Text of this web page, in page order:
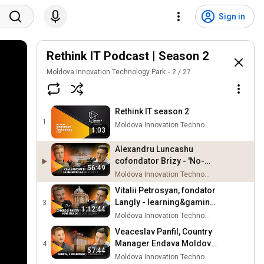
Sign in
Rethink IT Podcast | Season 2
Moldova Innovation Technology Park 2 / 27
1
1:03
Rethink IT season 2
Moldova Innovation Technology Park
56:49
Alexandru Luncashu
cofondator Brizy - 'No-
code' website builder
concurent cu wix.com
Moldova Innovation Technology Park
3
1:12:44
Vitalii Petrosyan, fondator
Langly - learning&gaming,
investiții, piața din SUA,Moldova Innovation Technology Park
4
57:44
Veaceslav Panfil, Country
Manager Endava Moldova
- bursa din New York, 9 mld
Moldova Innovation Technology Park